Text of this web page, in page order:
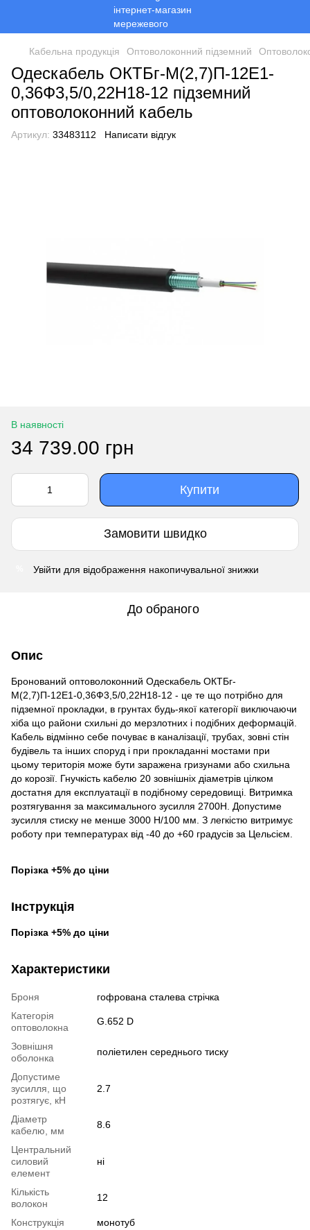
Кабельна продукція Оптоволоконний підземний
Одескабель ОКТБг-М(2,7)П-12Е1-
0,36Ф3,5/0,22Н18-12 підземний
оптоволоконний кабель
Артикул: 33483112 Написати відгук
В наявності
34 739.00 грн
Купити
Замовити швидко
Увійти для відображення накопичувальної знижки
До обраного
Опис
Бронований оптоволоконний Одескабель ОКТБг-
М(2,7)П-12Е1-0,36Ф3,5/0,22Н18-12 - це те що потрібно для
підземної прокладки, в грунтах будь-якої категорії виключаючи
хіба що райони схильні до мерзлотних і подібних деформацій.
Кабель відмінно себе почуває в каналізації, трубах, зовні стін
будівель та інших споруд і при прокладанні мостами при
цьому територія може бути заражена гризунами або схильна
до корозії. Гнучкість кабелю 20 зовнішніх діаметрів цілком
достатня для експлуатації в подібному середовищі. Витримка
розтягування за максимального зусилля 2700H. Допустиме
зусилля стиску не менше 3000 Н/100 мм. З легкістю витримує
роботу при температурах від -40 до +60 градусів за Цельсієм.
Порізка +5% до ціни
Інструкція
Порізка +5% до ціни
Характеристики
Броня
гофрована сталева стрічка
Категорія
оптоволокна
G.652 D
Зовнішня
оболонка
поліетилен середнього тиску
Допустиме
зусилля, що
розтягує, кН
2.7
Діаметр
кабелю, мм
8.6
Центральний
силовий
елемент
ні
Кількість
волокон
12
Конструкція
монотуб